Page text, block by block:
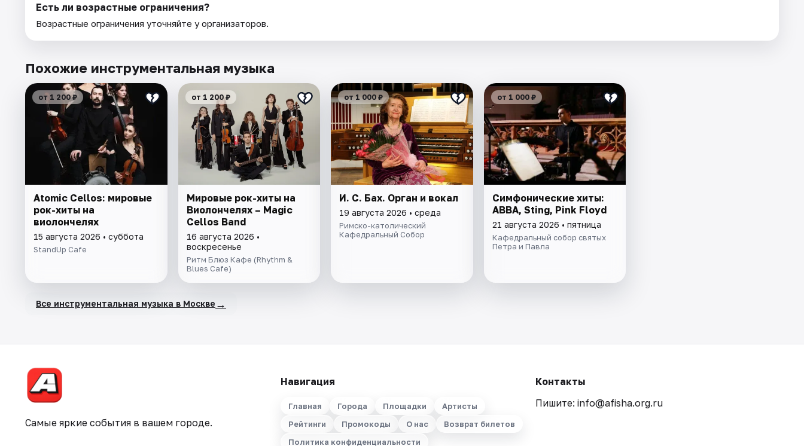
Есть ли возрастные ограничения?
Возрастные ограничения уточняйте у организаторов.
Похожие инструментальная музыка
от 1 200 ₽
Atomic Cellos: мировые
рок-хиты на
виолончелях
15 августа 2026 • суббота
StandUp Cafe
от 1 200 ₽
Мировые рок-хиты на
Виолончелях – Magic
Cellos Band
16 августа 2026 •
воскресенье
Ритм Блюз Кафе (Rhythm &
Blues Cafe)
от 1 000 ₽
И. С. Бах. Орган и вокал
19 августа 2026 • среда
Римско-католический
Кафедральный Собор
от 1 000 ₽
Симфонические хиты:
ABBA, Sting, Pink Floyd
21 августа 2026 • пятница
Кафедральный собор святых
Петра и Павла
Все инструментальная музыка в Москве →
Самые яркие события в вашем городе.
Навигация
Главная Города Площадки
Артисты
Рейтинги
Промокоды О нас
Возврат билетов
Политика конфиденциальности
Контакты
Пишите: info@afisha.org.ru